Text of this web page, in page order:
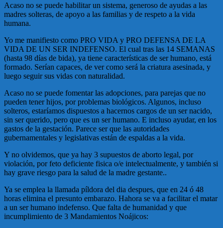
Acaso no se puede habilitar un sistema, generoso de ayudas a las
madres solteras, de apoyo a las familias y de respeto a la vida
humana.
Yo me manifiesto como PRO VIDA y PRO DEFENSA DE LA
VIDA DE UN SER INDEFENSO. El cual tras las 14 SEMANAS
(hasta 98 días de bida), ya tiene características de ser humano, está
formado. Serían capaces, de ver como será la criatura asesinada, y
luego seguir sus vidas con naturalidad.
Acaso no se puede fomentar las adopciones, para parejas que no
pueden tener hijos, por problemas biológicos. Algunos, incluso
solteros, estaríamos dispuestos a hacernos cargos de un ser nacido,
sin ser querido, pero que es un ser humano. E incluso ayudar, en los
gastos de la gestación. Parece ser que las autoridades
gubernamentales y legislativas están de espaldas a la vida.
Y no olvidemos, que ya hay 3 supuestos de aborto legal, por
violación, por feto deficiente fisica o/e intelectualmente, y también si
hay grave riesgo para la salud de la madre gestante..
Ya se emplea la llamada píldora del dia despues, que en 24 ó 48
horas elimina el presunto embarazo. Hahora se va a facilitar el matar
a un ser humano indefenso. Que falta de humanidad y que
incumplimiento de 3 Mandamientos Noájicos: